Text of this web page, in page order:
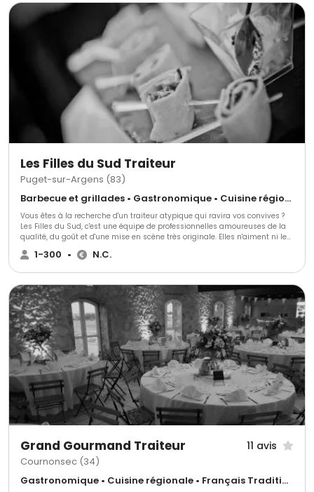
Les Filles du Sud Traiteur
Puget-sur-Argens (83)
Barbecue et grillades • Gastronomique • Cuisine régionale
Vous êtes à la recherche d'un traiteur atypique qui ravira vos convives ?
Les Filles du Sud, c'est une équipe de professionnelles amoureuses de la
qualité, du goût et d'une mise en scène très originale. Elles n'aiment ni les
buffets nappés en blanc, ni les pièces de cocktail alignées. Ce traiteur
privilégie l'élégance du service au plateau et des stands en bois ou en
1-300 • N.C.
Grand Gourmand Traiteur 11 avis
Cournonsec (34)
Gastronomique • Cuisine régionale • Français Traditionnel